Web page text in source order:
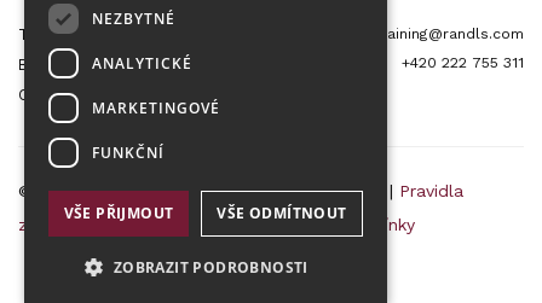
Tetris Office Building
Budějovická 1550/15a
CZ 140 00, Praha 4
training@randls.com
+420 222 755 311
© 2026 Randls Training |Mapa stránek|RSS | Pravidla
zpracování osobních údajů|Obchodní podmínky
NEZBYTNÉ
ANALYTICKÉ
MARKETINGOVÉ
FUNKČNÍ
VŠE PŘIJMOUT VŠE ODMÍTNOUT
ZOBRAZIT PODROBNOSTI